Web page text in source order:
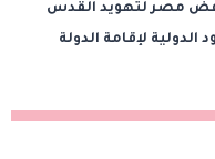
رفض مصر لتهويد القدس
لإقامة الدولة